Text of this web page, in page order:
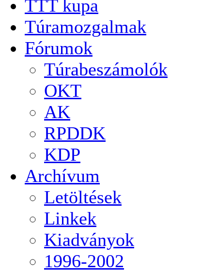
TTT kupa
Túramozgalmak
Fórumok
Túrabeszámolók
OKT
AK
RPDDK
KDP
Archívum
Letöltések
Linkek
Kiadványok
1996-2002